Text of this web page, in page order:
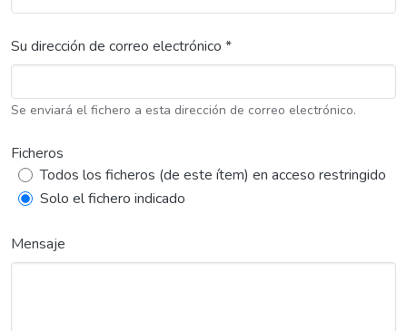
Su dirección de correo electrónico *
Se enviará el fichero a esta dirección de correo electrónico.
Ficheros
Todos los ficheros (de este ítem) en acceso restringido
Solo el fichero indicado
Mensaje